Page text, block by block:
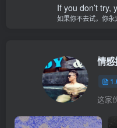
If you don’t try,
如果你不去试，你
情
这家